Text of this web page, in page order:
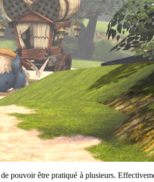
pouvoir être pratiqué à plusieurs.